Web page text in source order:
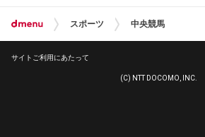
スポーツ 中央競馬
サイトご利用にあたって
(C) NTT DOCOMO, INC.